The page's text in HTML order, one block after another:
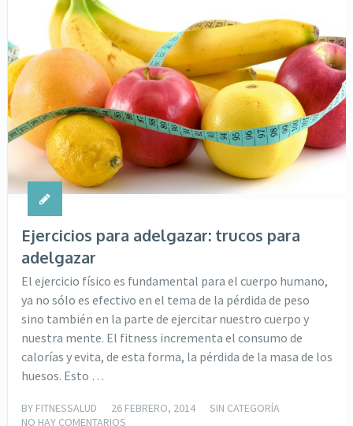
Ejercicios para adelgazar: trucos para
adelgazar
El ejercicio físico es fundamental para el cuerpo humano,
ya no sólo es efectivo en el tema de la pérdida de peso
sino también en la parte de ejercitar nuestro cuerpo y
nuestra mente. El fitness incrementa el consumo de
calorías y evita, de esta forma, la pérdida de la masa de los
huesos. Esto …
BY FITNESSALUD 26 FEBRERO, 2014
SIN CATEGORÍA
NO HAY COMENTARIOS